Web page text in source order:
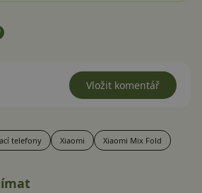
Vložit komentář
telefony Xiaomi Xiaomi Mix Fold